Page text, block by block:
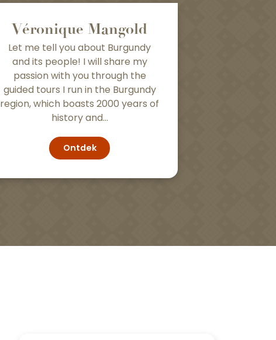
Véronique Mangold
Let me tell you about Burgundy
and its people! I will share my
passion with you through the
guided tours I run in the Burgundy
region, which boasts 2000 years of
history and...
Ontdek